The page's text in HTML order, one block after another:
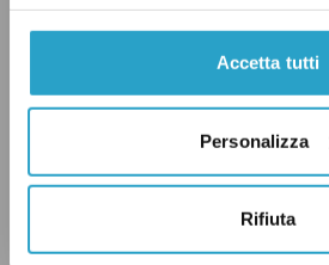
Accetta tutti
Personalizza
Rifiuta
della BCE del 2009,
Membro dall’UEM, senza
dall’UE sarebbe
(traduzione nostra),
dall’Euro sarebbe “quasi